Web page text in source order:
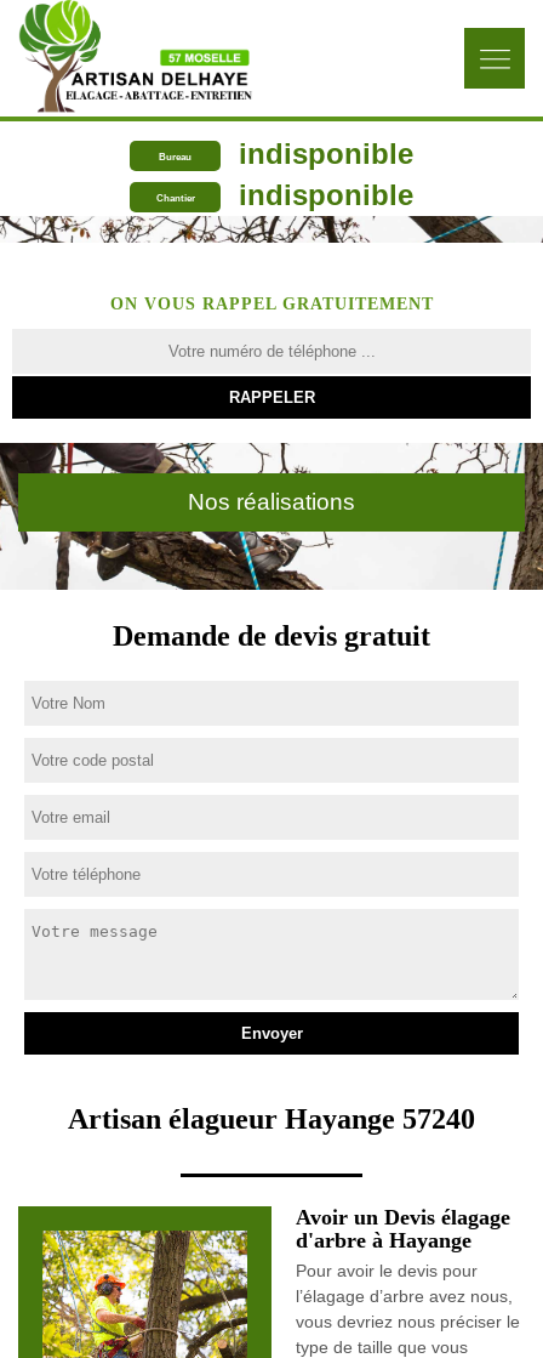
Bureau indisponible
Chantier indisponible
ON VOUS RAPPEL GRATUITEMENT
Nos réalisations
Demande de devis gratuit
Artisan élagueur Hayange 57240
Avoir un Devis élagage
d'arbre à Hayange
Pour avoir le devis pour
l’élagage d’arbre avez nous,
vous devriez nous préciser le
type de taille que vous